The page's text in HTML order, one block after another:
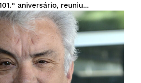
aniversário, reuniu...